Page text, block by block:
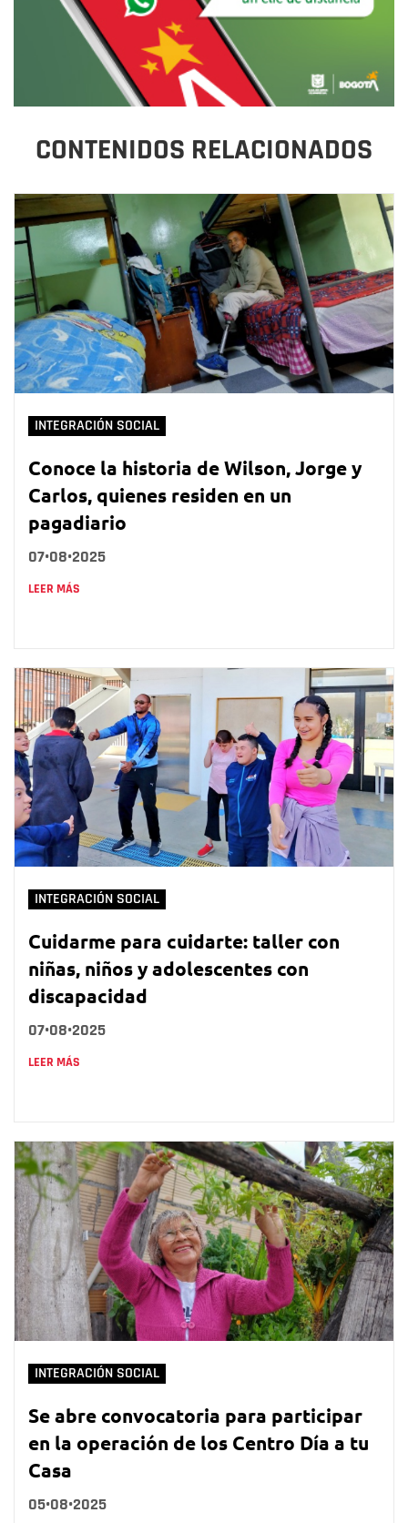
CONTENIDOS RELACIONADOS
INTEGRACIÓN SOCIAL
Conoce la historia de Wilson, Jorge y
Carlos, quienes residen en un
pagadiario
07•08•2025
LEER MÁS
INTEGRACIÓN SOCIAL
Cuidarme para cuidarte: taller con
niñas, niños y adolescentes con
discapacidad
07•08•2025
LEER MÁS
INTEGRACIÓN SOCIAL
Se abre convocatoria para participar
en la operación de los Centro Día a tu
Casa
05•08•2025